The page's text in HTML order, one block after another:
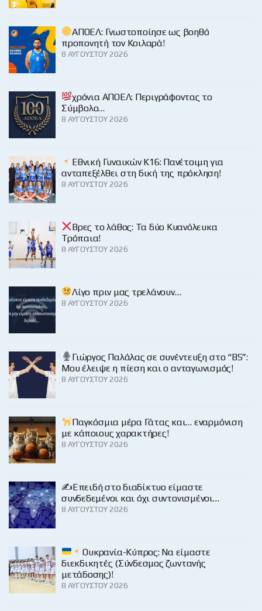
ΑΠΟΕΛ: Γνωστοποίησε ως βοηθό
προπονητή τον Κοιλαρά!
8 ΑΥΓΟΎΣΤΟΥ 2026
χρόνια ΑΠΟΕΛ: Περιγράφοντας το
Σύμβολο…
8 ΑΥΓΟΎΣΤΟΥ 2026
Εθνική Γυναικών Κ16: Πανέτοιμη για
ανταπεξέλθει στη δική της πρόκληση!
8 ΑΥΓΟΎΣΤΟΥ 2026
Βρες το λάθος: Τα δύο Κυανόλευκα
Τρόπαια!
8 ΑΥΓΟΎΣΤΟΥ 2026
Λίγο πριν μας τρελάνουν…
8 ΑΥΓΟΎΣΤΟΥ 2026
Γιώργος Παλάλας σε συνέντευξη στο “BS”:
Μου έλειψε η πίεση και ο ανταγωνισμός!
8 ΑΥΓΟΎΣΤΟΥ 2026
Παγκόσμια μέρα Γάτας και… εναρμόνιση
με κάποιους χαρακτήρες!
8 ΑΥΓΟΎΣΤΟΥ 2026
✍️Επειδή στο διαδίκτυο είμαστε
συνδεδεμένοι και όχι συντονισμένοι…
8 ΑΥΓΟΎΣΤΟΥ 2026
Ουκρανία-Κύπρος: Να είμαστε
διεκδικητές (Σύνδεσμος ζωντανής
μετάδοσης)!
8 ΑΥΓΟΎΣΤΟΥ 2026